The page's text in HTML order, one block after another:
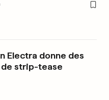
Electra donne des
strip-tease